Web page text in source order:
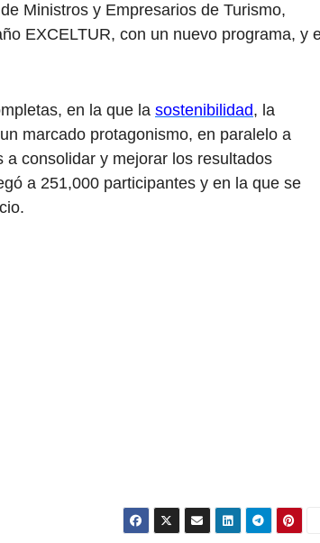
Ministros y Empresarios de Turismo,
EXCELTUR, con un nuevo programa, y
en la que la sostenibilidad, la
marcado protagonismo, en paralelo a
a consolidar y mejorar los resultados
a 251,000 participantes y en la que se